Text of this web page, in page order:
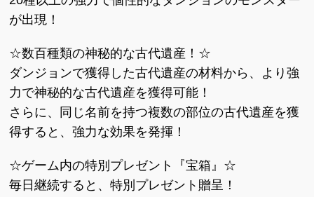
が出現！
☆数百種類の神秘的な古代遺産！☆
ダンジョンで獲得した古代遺産の材料から、より強
力で神秘的な古代遺産を獲得可能！
さらに、同じ名前を持つ複数の部位の古代遺産を獲
得すると、強力な効果を発揮！
☆ゲーム内の特別プレゼント『宝箱』☆
毎日継続すると、特別プレゼント贈呈！